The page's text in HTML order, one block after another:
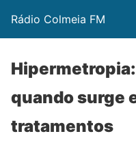
Rádio Colmeia FM
quando surge
tratamentos